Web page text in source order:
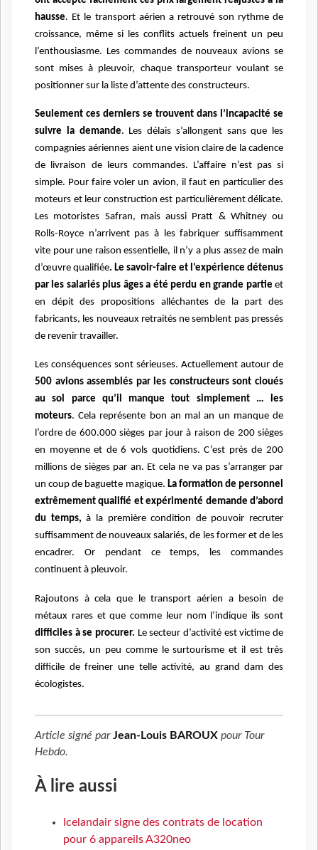
hausse. Et le transport aérien a retrouvé son rythme de
croissance, même si les conflits actuels freinent un peu
l’enthousiasme. Les commandes de nouveaux avions se
sont mises à pleuvoir, chaque transporteur voulant se
positionner sur la liste d’attente des constructeurs.
Seulement ces derniers se trouvent dans l’incapacité se
suivre la demande. Les délais s’allongent sans que les
compagnies aériennes aient une vision claire de la cadence
de livraison de leurs commandes. L’affaire n’est pas si
simple. Pour faire voler un avion, il faut en particulier des
moteurs et leur construction est particulièrement délicate.
Les motoristes Safran, mais aussi Pratt & Whitney ou
Rolls-Royce n’arrivent pas à les fabriquer suffisamment
vite pour une raison essentielle, il n’y a plus assez de main
d’œuvre qualifiée. Le savoir-faire et l’expérience détenus
par les salariés plus âges a été perdu en grande partie et
en dépit des propositions alléchantes de la part des
fabricants, les nouveaux retraités ne semblent pas pressés
de revenir travailler.
Les conséquences sont sérieuses. Actuellement autour de
500 avions assemblés par les constructeurs sont cloués
au sol parce qu’il manque tout simplement … les
moteurs. Cela représente bon an mal an un manque de
l’ordre de 600.000 sièges par jour à raison de 200 sièges
en moyenne et de 6 vols quotidiens. C’est près de 200
millions de sièges par an. Et cela ne va pas s’arranger par
un coup de baguette magique. La formation de personnel
extrêmement qualifié et expérimenté demande d’abord
du temps,à la première condition de pouvoir recruter
suffisamment de nouveaux salariés, de les former et de les
encadrer. Or pendant ce temps, les commandes
continuent à pleuvoir.
Rajoutons à cela que le transport aérien a besoin de
métaux rares et que comme leur nom l’indique ils sont
difficiles à se procurer. Le secteur d’activité est victime de
son succès, un peu comme le surtourisme et il est très
difficile de freiner une telle activité, au grand dam des
écologistes.
Article signé parJean-Louis BAROUX pour Tour
Hebdo.
À lire aussi
Icelandair signe des contrats de location
pour 6 appareils A320neo